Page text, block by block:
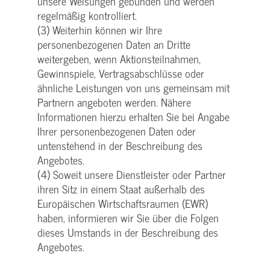
regelmäßig kontrolliert.
(3) Weiterhin können wir Ihre
personenbezogenen Daten an Dritte
weitergeben, wenn Aktionsteilnahmen,
Gewinnspiele, Vertragsabschlüsse oder
ähnliche Leistungen von uns gemeinsam mit
Partnern angeboten werden. Nähere
Informationen hierzu erhalten Sie bei Angabe
Ihrer personenbezogenen Daten oder
untenstehend in der Beschreibung des
Angebotes.
(4) Soweit unsere Dienstleister oder Partner
ihren Sitz in einem Staat außerhalb des
Europäischen Wirtschaftsraumen (EWR)
haben, informieren wir Sie über die Folgen
dieses Umstands in der Beschreibung des
Angebotes.